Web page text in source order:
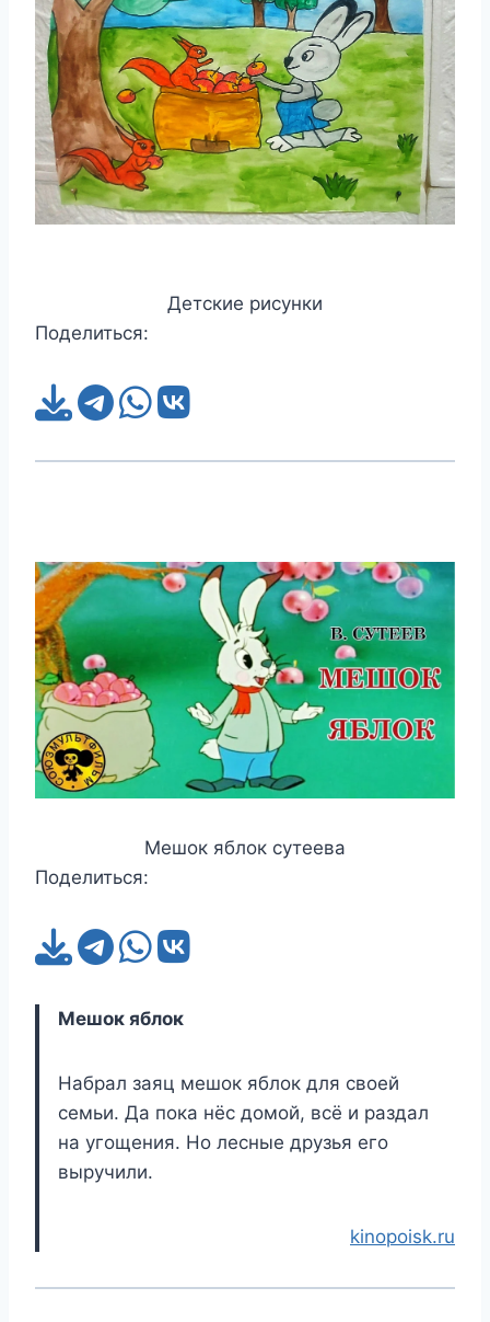
Детские рисунки
Поделиться:
Мешок яблок сутеева
Поделиться:
Мешок яблок
Набрал заяц мешок яблок для своей
семьи. Да пока нёс домой, всё и раздал
на угощения. Но лесные друзья его
выручили.
kinopoisk.ru